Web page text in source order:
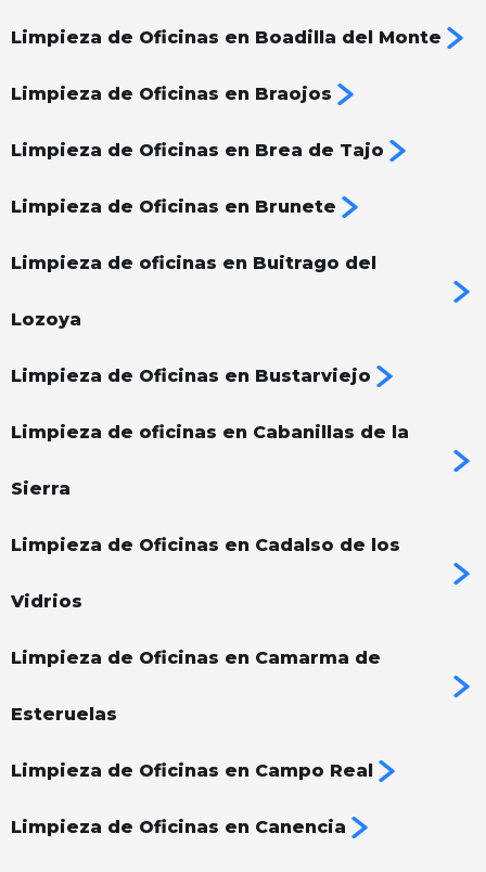
Limpieza de Oficinas en Boadilla del Monte
Limpieza de Oficinas en Braojos
Limpieza de Oficinas en Brea de Tajo
Limpieza de Oficinas en Brunete
Limpieza de oficinas en Buitrago del
Lozoya
Limpieza de Oficinas en Bustarviejo
Limpieza de oficinas en Cabanillas de la
Sierra
Limpieza de Oficinas en Cadalso de los
Vidrios
Limpieza de Oficinas en Camarma de
Esteruelas
Limpieza de Oficinas en Campo Real
Limpieza de Oficinas en Canencia